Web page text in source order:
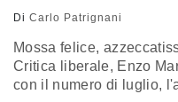
Di Carlo Patrignani
Mossa felice,
Critica liberale, Enzo
con il numero di luglio,